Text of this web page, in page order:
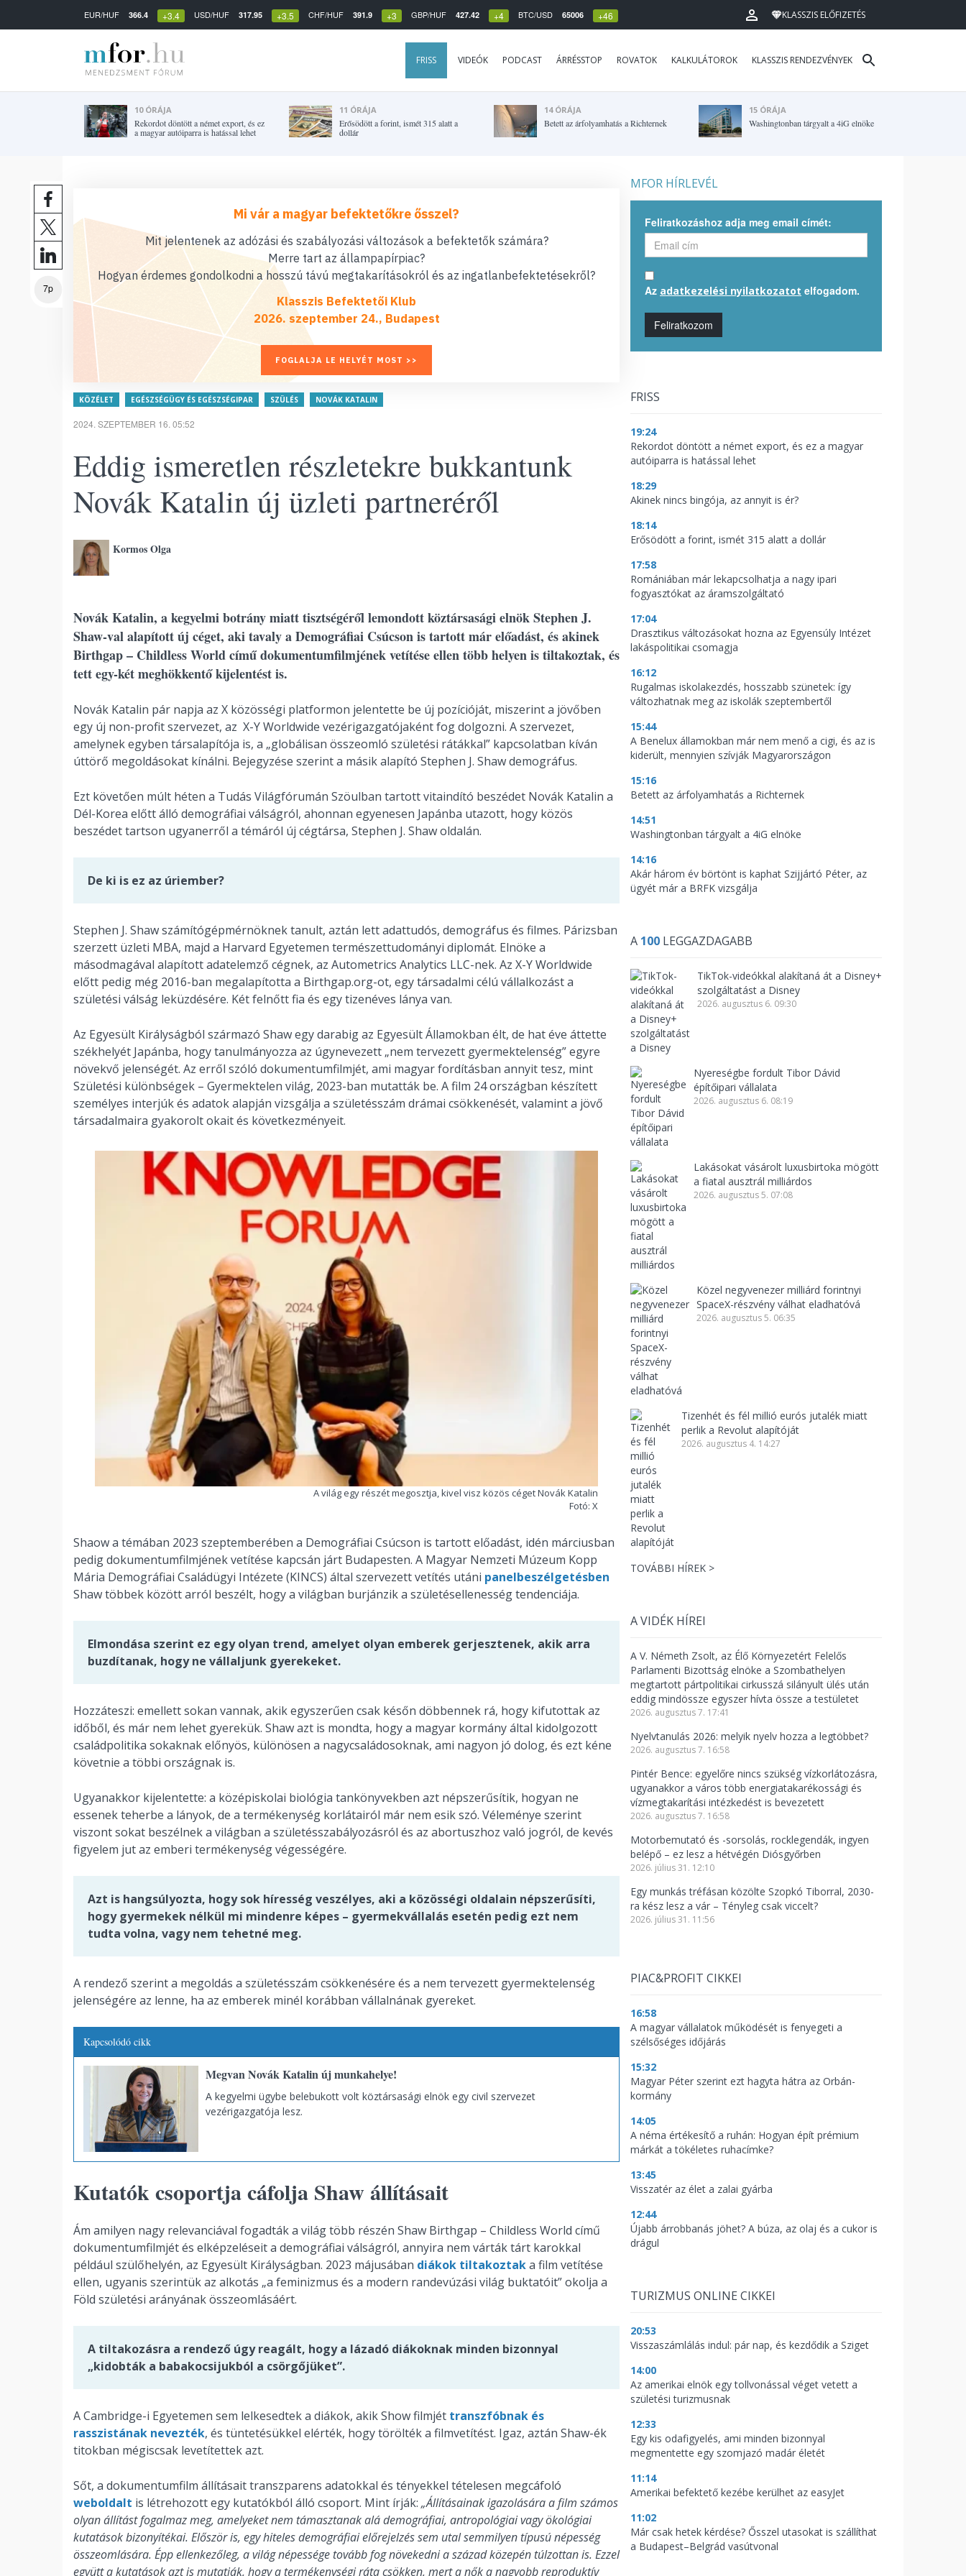
EUR/HUF 366.4 +3.4 USD/HUF 317.95 +3.5 CHF/HUF 391.9 +3 GBP/HUF 427.42 +4 BTC/USD 65006 +46 KLASSZIS ELŐFIZETÉS
FRISS VIDEÓK PODCAST ÁRRÉSSTOP ROVATOK KALKULÁTOROK KLASSZIS RENDEZVÉNYEK
10 ÓRÁJA
Rekordot döntött a német export, és ez
a magyar autóiparra is hatással lehet
11 ÓRÁJA
Erősödött a forint, ismét 315 alatt a
dollár
14 ÓRÁJA
Betett az árfolyamhatás a Richternek
15 ÓRÁJA
Washingtonban tárgyalt a 4iG elnöke
7p
Mi vár a magyar befektetőkre ősszel?
Mit jelentenek az adózási és szabályozási változások a befektetők számára?
Merre tart az állampapírpiac?
Hogyan érdemes gondolkodni a hosszú távú megtakarításokról és az ingatlanbefektetésekről?
Klasszis Befektetői Klub
2026. szeptember 24., Budapest
FOGLALJA LE HELYÉT MOST >>
KÖZÉLET EGÉSZSÉGÜGY ÉS EGÉSZSÉGIPAR SZÜLÉS NOVÁK KATALIN
2024. SZEPTEMBER 16. 05:52
Eddig ismeretlen részletekre bukkantunk
Novák Katalin új üzleti partneréről
Kormos Olga
Novák Katalin, a kegyelmi botrány miatt tisztségéről lemondott köztársasági elnök Stephen J.
Shaw-val alapított új céget, aki tavaly a Demográfiai Csúcson is tartott már előadást, és akinek
Birthgap – Childless World című dokumentumfilmjének vetítése ellen több helyen is tiltakoztak, és
tett egy-két meghökkentő kijelentést is.
Novák Katalin pár napja az X közösségi platformon jelentette be új pozícióját, miszerint a jövőben
egy új non-profit szervezet, az X-Y Worldwide vezérigazgatójaként fog dolgozni. A szervezet,
amelynek egyben társalapítója is, a „globálisan összeomló születési rátákkal” kapcsolatban kíván
úttörő megoldásokat kínálni. Bejegyzése szerint a másik alapító Stephen J. Shaw demográfus.
Ezt követően múlt héten a Tudás Világfórumán Szöulban tartott vitaindító beszédet Novák Katalin a
Dél-Korea előtt álló demográfiai válságról, ahonnan egyenesen Japánba utazott, hogy közös
beszédet tartson ugyanerről a témáról új cégtársa, Stephen J. Shaw oldalán.
De ki is ez az úriember?
Stephen J. Shaw számítógépmérnöknek tanult, aztán lett adattudós, demográfus és filmes. Párizsban
szerzett üzleti MBA, majd a Harvard Egyetemen természettudományi diplomát. Elnöke a
másodmagával alapított adatelemző cégnek, az Autometrics Analytics LLC-nek. Az X-Y Worldwide
előtt pedig még 2016-ban megalapította a Birthgap.org-ot, egy társadalmi célú vállalkozást a
születési válság leküzdésére. Két felnőtt fia és egy tizenéves lánya van.
Az Egyesült Királyságból származó Shaw egy darabig az Egyesült Államokban élt, de hat éve áttette
székhelyét Japánba, hogy tanulmányozza az úgynevezett „nem tervezett gyermektelenség” egyre
növekvő jelenségét. Az erről szóló dokumentumfilmjét, ami magyar fordításban annyit tesz, mint
Születési különbségek – Gyermektelen világ, 2023-ban mutatták be. A film 24 országban készített
személyes interjúk és adatok alapján vizsgálja a születésszám drámai csökkenését, valamint a jövő
társadalmaira gyakorolt ​​okait és következményeit.
A világ egy részét megosztja, kivel visz közös céget Novák Katalin
Fotó: X
Shaow a témában 2023 szeptemberében a Demográfiai Csúcson is tartott előadást, idén márciusban
pedig dokumentumfilmjének vetítése kapcsán járt Budapesten. A Magyar Nemzeti Múzeum Kopp
Mária Demográfiai Családügyi Intézete (KINCS) által szervezett vetítés utáni panelbeszélgetésben
Shaw többek között arról beszélt, hogy a világban burjánzik a születésellenesség tendenciája.
Elmondása szerint ez egy olyan trend, amelyet olyan emberek gerjesztenek, akik arra
buzdítanak, hogy ne vállaljunk gyerekeket.
Hozzáteszi: emellett sokan vannak, akik egyszerűen csak későn döbbennek rá, hogy kifutottak az
időből, és már nem lehet gyerekük. Shaw azt is mondta, hogy a magyar kormány által kidolgozott
családpolitika sokaknak előnyös, különösen a nagycsaládosoknak, ami nagyon jó dolog, és ezt kéne
követnie a többi országnak is.
Ugyanakkor kijelentette: a középiskolai biológia tankönyvekben azt népszerűsítik, hogyan ne
essenek teherbe a lányok, de a termékenység korlátairól már nem esik szó. Véleménye szerint
viszont sokat beszélnek a világban a születésszabályozásról és az abortuszhoz való jogról, de kevés
figyelem jut az emberi termékenység végességére.
Azt is hangsúlyozta, hogy sok híresség veszélyes, aki a közösségi oldalain népszerűsíti,
hogy gyermekek nélkül mi mindenre képes – gyermekvállalás esetén pedig ezt nem
tudta volna, vagy nem tehetné meg.
A rendező szerint a megoldás a születésszám csökkenésére és a nem tervezett gyermektelenség
jelenségére az lenne, ha az emberek minél korábban vállalnának gyereket.
Kapcsolódó cikk
Megvan Novák Katalin új munkahelye!
A kegyelmi ügybe belebukott volt köztársasági elnök egy civil szervezet
vezérigazgatója lesz.
Kutatók csoportja cáfolja Shaw állításait
Ám amilyen nagy relevanciával fogadták a világ több részén Shaw Birthgap – Childless World című
dokumentumfilmjét és elképzeléseit a demográfiai válságról, annyira nem várták tárt karokkal
például szülőhelyén, az Egyesült Királyságban. 2023 májusában diákok tiltakoztaka film vetítése
ellen, ugyanis szerintük az alkotás „a feminizmus és a modern randevúzási világ buktatóit” okolja a
Föld születési arányának összeomlásáért.
A tiltakozásra a rendező úgy reagált, hogy a lázadó diákoknak minden bizonnyal
„kidobták a babakocsijukból a csörgőjüket”.
A Cambridge-i Egyetemen sem lelkesedtek a diákok, akik Show filmjét transzfóbnak és
rasszistának nevezték, és tüntetésükkel elérték, hogy törölték a filmvetítést. Igaz, aztán Shaw-ék
titokban mégiscsak levetítettek azt.
Sőt, a dokumentumfilm állításait transzparens adatokkal és tényekkel tételesen megcáfoló
weboldalt is létrehozott egy kutatókból álló csoport. Mint írják: „Állításainak igazolására a film számos
olyan állítást fogalmaz meg, amelyeket nem támasztanak alá demográfiai, antropológiai vagy ökológiai
kutatások bizonyítékai. Először is, egy hiteles demográfiai előrejelzés sem utal semmilyen típusú népesség
összeomlására. Épp ellenkezőleg, a világ népessége tovább fog növekedni a század közepén túlzottan is. Ezzel
együtt a kutatások azt is mutatják, hogy a termékenységi ráta csökken, mert a nők a nagyobb reproduktív
MFOR HÍRLEVÉL
Feliratkozáshoz adja meg email címét:
Az adatkezelési nyilatkozatot elfogadom.
Feliratkozom
FRISS
19:24
Rekordot döntött a német export, és ez a magyar
autóiparra is hatással lehet
18:29
Akinek nincs bingója, az annyit is ér?
18:14
Erősödött a forint, ismét 315 alatt a dollár
17:58
Romániában már lekapcsolhatja a nagy ipari
fogyasztókat az áramszolgáltató
17:04
Drasztikus változásokat hozna az Egyensúly Intézet
lakáspolitikai csomagja
16:12
Rugalmas iskolakezdés, hosszabb szünetek: így
változhatnak meg az iskolák szeptembertől
15:44
A Benelux államokban már nem menő a cigi, és az is
kiderült, mennyien szívják Magyarországon
15:16
Betett az árfolyamhatás a Richternek
14:51
Washingtonban tárgyalt a 4iG elnöke
14:16
Akár három év börtönt is kaphat Szijjártó Péter, az
ügyét már a BRFK vizsgálja
A 100 LEGGAZDAGABB
TikTok-videókkal alakítaná át a Disney+
szolgáltatást a Disney
2026. augusztus 6. 09:30
Nyereségbe fordult Tibor Dávid
építőipari vállalata
2026. augusztus 6. 08:19
Lakásokat vásárolt luxusbirtoka mögött
a fiatal ausztrál milliárdos
2026. augusztus 5. 07:08
Közel negyvenezer milliárd forintnyi
SpaceX-részvény válhat eladhatóvá
2026. augusztus 5. 06:35
Tizenhét és fél millió eurós jutalék miatt
perlik a Revolut alapítóját
2026. augusztus 4. 14:27
TOVÁBBI HÍREK >
A VIDÉK HÍREI
A V. Németh Zsolt, az Élő Környezetért Felelős
Parlamenti Bizottság elnöke a Szombathelyen
megtartott pártpolitikai cirkusszá silányult ülés után
eddig mindössze egyszer hívta össze a testületet
2026. augusztus 7. 17:41
Nyelvtanulás 2026: melyik nyelv hozza a legtöbbet?
2026. augusztus 7. 16:58
Pintér Bence: egyelőre nincs szükség vízkorlátozásra,
ugyanakkor a város több energiatakarékossági és
vízmegtakarítási intézkedést is bevezetett
2026. augusztus 7. 16:58
Motorbemutató és -sorsolás, rocklegendák, ingyen
belépő – ez lesz a hétvégén Diósgyőrben
2026. július 31. 12:10
Egy munkás tréfásan közölte Szopkó Tiborral, 2030-
ra kész lesz a vár – Tényleg csak viccelt?
2026. július 31. 11:56
PIAC&PROFIT CIKKEI
16:58
A magyar vállalatok működését is fenyegeti a
szélsőséges időjárás
15:32
Magyar Péter szerint ezt hagyta hátra az Orbán-
kormány
14:05
A néma értékesítő a ruhán: Hogyan épít prémium
márkát a tökéletes ruhacímke?
13:45
Visszatér az élet a zalai gyárba
12:44
Újabb árrobbanás jöhet? A búza, az olaj és a cukor is
drágul
TURIZMUS ONLINE CIKKEI
20:53
Visszaszámlálás indul: pár nap, és kezdődik a Sziget
14:00
Az amerikai elnök egy tollvonással véget vetett a
születési turizmusnak
12:33
Egy kis odafigyelés, ami minden bizonnyal
megmentette egy szomjazó madár életét
11:14
Amerikai befektető kezébe kerülhet az easyJet
11:02
Már csak hetek kérdése? Ősszel utasokat is szállíthat
a Budapest–Belgrád vasútvonal